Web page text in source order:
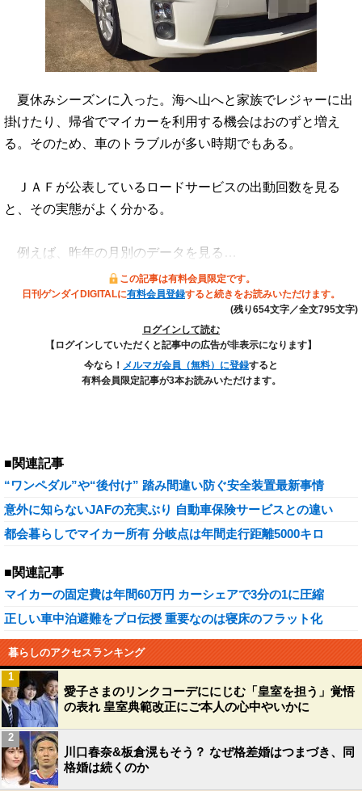
夏休みシーズンに入った。海へ山へと家族でレジャーに出
掛けたり、帰省でマイカーを利用する機会はおのずと増え
る。そのため、車のトラブルが多い時期でもある。
ＪＡＦが公表しているロードサービスの出動回数を見る
と、その実態がよく分かる。
例えば、昨年の月別のデータを見る…
この記事は有料会員限定です。
日刊ゲンダイDIGITALに有料会員登録すると続きをお読みいただけます。
(残り654文字／全文795文字)
ログインして読む
【ログインしていただくと記事中の広告が非表示になります】
今なら！ メルマガ会員（無料）に登録すると
有料会員限定記事が3本お読みいただけます。
■関連記事
“ワンペダル”や“後付け” 踏み間違い防ぐ安全装置最新事情
意外に知らないJAFの充実ぶり 自動車保険サービスとの違い
都会暮らしでマイカー所有 分岐点は年間走行距離5000キロ
■関連記事
マイカーの固定費は年間60万円 カーシェアで3分の1に圧縮
正しい車中泊避難をプロ伝授 重要なのは寝床のフラット化
暮らしのアクセスランキング
愛子さまのリンクコーデににじむ「皇室を担う」覚悟
の表れ 皇室典範改正にご本人の心中やいかに
1
川口春奈&板倉滉もそう？ なぜ格差婚はつまづき、同
格婚は続くのか
2